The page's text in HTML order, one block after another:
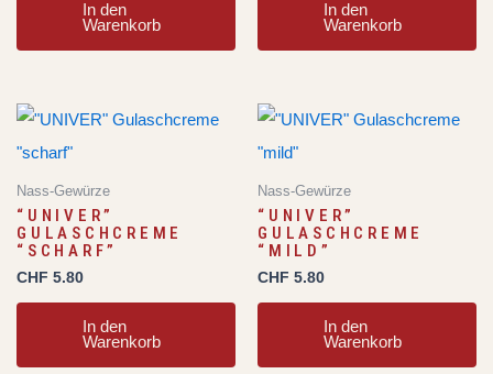
In den
Warenkorb
In den
Warenkorb
Nass-Gewürze
“UNIVER”
GULASCHCREME
“SCHARF”
CHF 5.80
In den
Warenkorb
Nass-Gewürze
“UNIVER”
GULASCHCREME
“MILD”
CHF 5.80
In den
Warenkorb